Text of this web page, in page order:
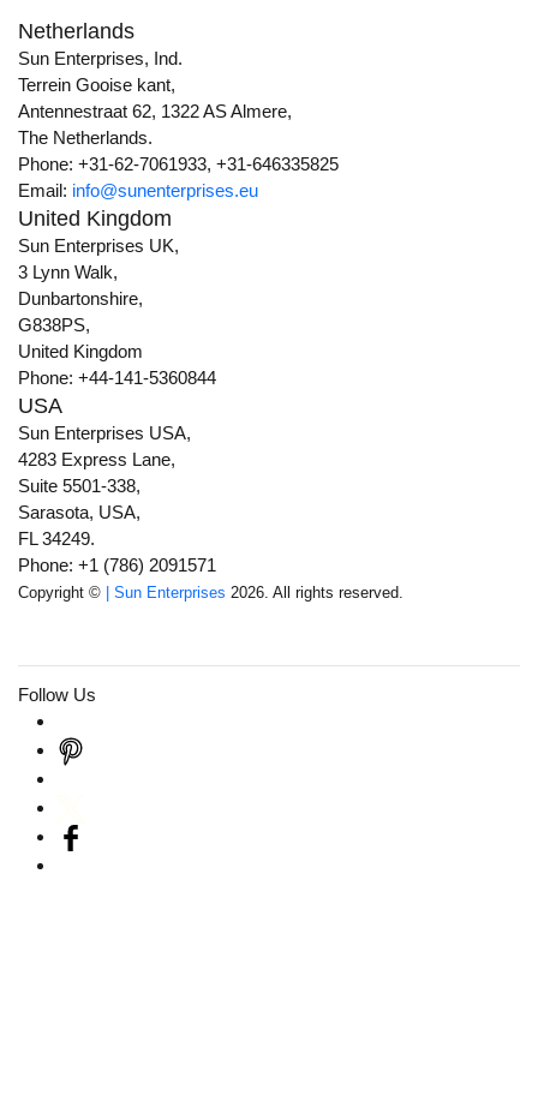
Netherlands
Sun Enterprises, Ind.
Terrein Gooise kant,
Antennestraat 62, 1322 AS Almere,
The Netherlands.
Phone: +31-62-7061933, +31-646335825
Email: info@sunenterprises.eu
United Kingdom
Sun Enterprises UK,
3 Lynn Walk,
Dunbartonshire,
G838PS,
United Kingdom
Phone: +44-141-5360844
USA
Sun Enterprises USA,
4283 Express Lane,
Suite 5501-338,
Sarasota, USA,
FL 34249.
Phone: +1 (786) 2091571
Copyright © | Sun Enterprises 2026. All rights reserved.
Follow Us